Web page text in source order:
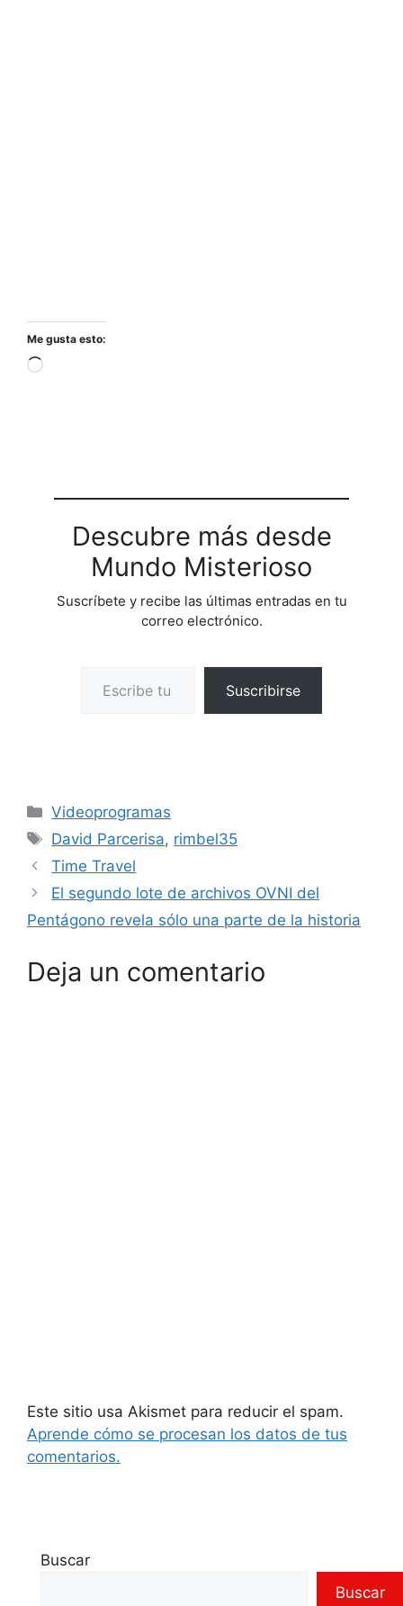
Me gusta esto:
Cargando...
Descubre más desde
Mundo Misterioso
Suscríbete y recibe las últimas entradas en tu
correo electrónico.
Suscribirse
Categorías
Videoprogramas
Etiquetas
David Parcerisa, rimbel35
Time Travel
El segundo lote de archivos OVNI del
Pentágono revela sólo una parte de la historia
Deja un comentario
Este sitio usa Akismet para reducir el spam.
Aprende cómo se procesan los datos de tus
comentarios.
Buscar
Buscar